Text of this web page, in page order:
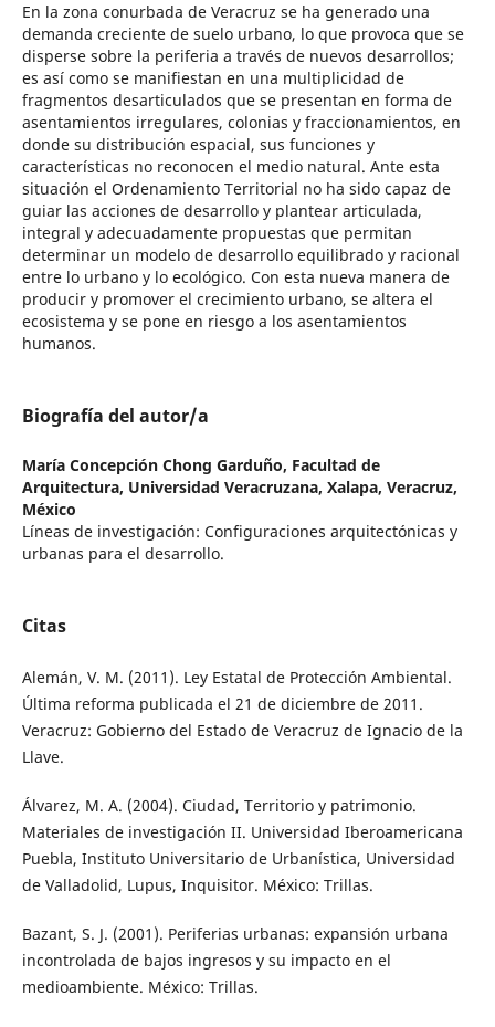
En la zona conurbada de Veracruz se ha generado una
demanda creciente de suelo urbano, lo que provoca que se
disperse sobre la periferia a través de nuevos desarrollos;
es así como se manifiestan en una multiplicidad de
fragmentos desarticulados que se presentan en forma de
asentamientos irregulares, colonias y fraccionamientos, en
donde su distribución espacial, sus funciones y
características no reconocen el medio natural. Ante esta
situación el Ordenamiento Territorial no ha sido capaz de
guiar las acciones de desarrollo y plantear articulada,
integral y adecuadamente propuestas que permitan
determinar un modelo de desarrollo equilibrado y racional
entre lo urbano y lo ecológico. Con esta nueva manera de
producir y promover el crecimiento urbano, se altera el
ecosistema y se pone en riesgo a los asentamientos
humanos.
Biografía del autor/a
María Concepción Chong Garduño, Facultad de
Arquitectura, Universidad Veracruzana, Xalapa, Veracruz,
México
Líneas de investigación: Configuraciones arquitectónicas y
urbanas para el desarrollo.
Citas
Alemán, V. M. (2011). Ley Estatal de Protección Ambiental.
Última reforma publicada el 21 de diciembre de 2011.
Veracruz: Gobierno del Estado de Veracruz de Ignacio de la
Llave.
Álvarez, M. A. (2004). Ciudad, Territorio y patrimonio.
Materiales de investigación II. Universidad Iberoamericana
Puebla, Instituto Universitario de Urbanística, Universidad
de Valladolid, Lupus, Inquisitor. México: Trillas.
Bazant, S. J. (2001). Periferias urbanas: expansión urbana
incontrolada de bajos ingresos y su impacto en el
medioambiente. México: Trillas.